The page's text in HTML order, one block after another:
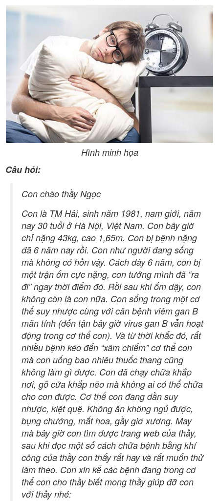
Hình minh họa
Câu hỏi:
Con chào thầy Ngọc
Con là TM Hải, sinh năm 1981, nam giới, năm
nay 30 tuổi ở Hà Nội, Việt Nam. Con bây giờ
chỉ nặng 43kg, cao 1,65m. Con bị bệnh nặng
đã 6 năm nay rồi. Con như người đang sống
mà không có hồn vậy. Cách đây 6 năm, con bị
một trận ốm cực nặng, con tưởng mình đã “ra
đi” ngay thời điểm đó. Rồi sau khi ốm dậy, con
không còn là con nữa. Con sống trong một cơ
thể suy nhược cùng với căn bệnh viêm gan B
mãn tính (đến tận bây giờ virus gan B vẫn hoạt
động trong cơ thể con). Và từ thời khắc đó, rất
nhiều bệnh kéo đến “xâm chiếm” cơ thể con
mà con uống bao nhiêu thuốc thang cũng
không làm gì được. Con đã chạy chữa khắp
nơi, gõ cửa khắp nẻo mà không ai có thể chữa
cho con được. Cơ thể con đang dần suy
nhược, kiệt quệ. Không ăn không ngủ được,
bụng chướng, mắt hoa, gầy giơ xương. May
mà bây giờ con tìm được trang web của thầy,
sau khi đọc một số cách chữa bệnh bằng khí
công của thầy con thấy rất hay và rất muốn thử
làm theo. Con xin kể các bệnh đang trong cơ
thể con cho thầy biết mong thầy giúp đỡ con
với thầy nhé: